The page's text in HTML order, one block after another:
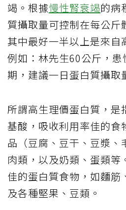
竭。根據慢性腎衰竭的病
質攝取量可控制在每公斤
其中最好一半以上是來自
例如：林先生60公斤，患
期，建議一日蛋白質攝取
所謂高生理價蛋白質，是
基酸，吸收利用率佳的食
品（豆腐、豆干、豆漿、
肉類，以及奶類、蛋類等
佳的蛋白質食物，如麵筋
及各種堅果、豆類。